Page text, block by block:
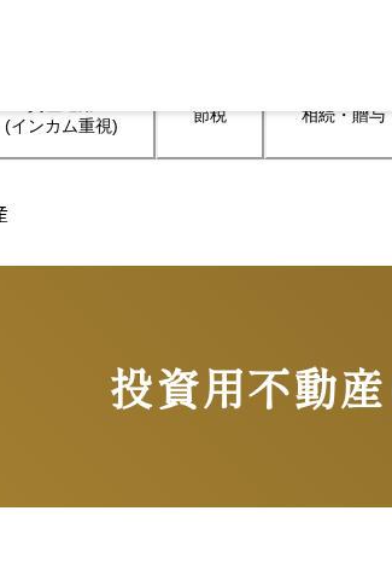
(インカム重視)
節税 相続・贈与
投資用不動